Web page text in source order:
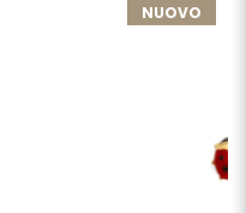
NUOVO